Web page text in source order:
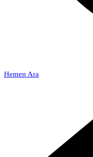
Hemen Ara